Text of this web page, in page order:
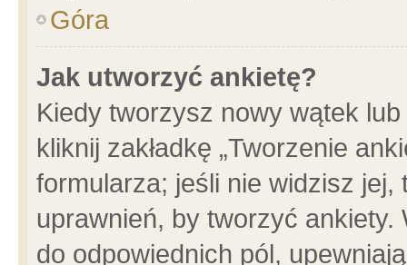
Góra
Jak utworzyć ankietę?
Kiedy tworzysz nowy wątek
kliknij zakładkę „Tworzenie
formularza; jeśli nie widzisz
uprawnień, by tworzyć ankiety.
do odpowiednich pól,